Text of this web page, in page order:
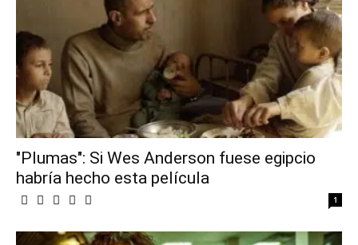
"Plumas": Si Wes Anderson fuese egipcio
habría hecho esta película
1